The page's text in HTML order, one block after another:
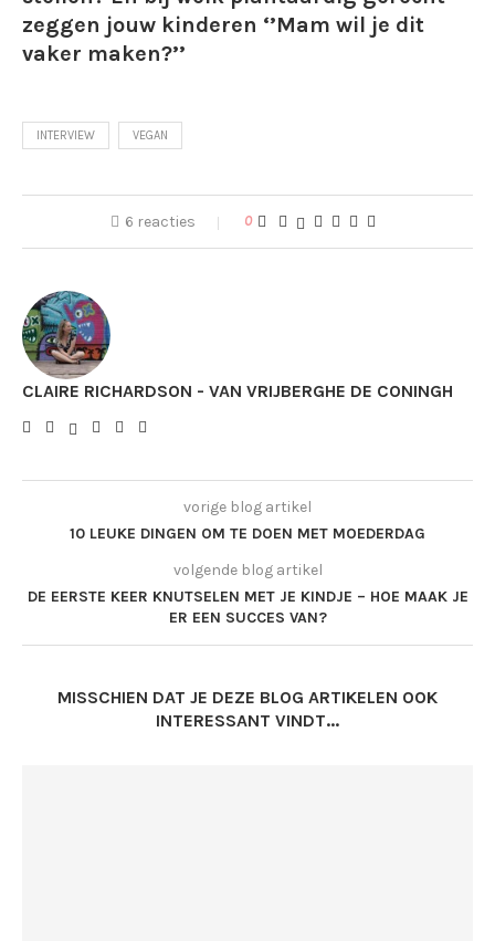
zeggen jouw kinderen ‘’Mam wil je dit
vaker maken?’’
INTERVIEW VEGAN
6 reacties 0
CLAIRE RICHARDSON - VAN VRIJBERGHE DE CONINGH
vorige blog artikel
10 LEUKE DINGEN OM TE DOEN MET MOEDERDAG
volgende blog artikel
DE EERSTE KEER KNUTSELEN MET JE KINDJE – HOE MAAK JE
ER EEN SUCCES VAN?
MISSCHIEN DAT JE DEZE BLOG ARTIKELEN OOK
INTERESSANT VINDT...